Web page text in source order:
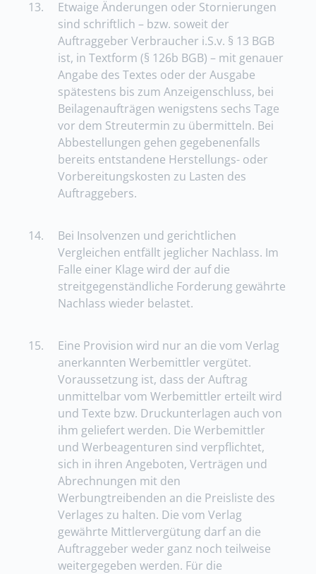
13.
Etwaige Änderungen oder Stornierungen
sind schriftlich – bzw. soweit der
Auftraggeber Verbraucher i.S.v. § 13 BGB
ist, in Textform (§ 126b BGB) – mit genauer
Angabe des Textes oder der Ausgabe
spätestens bis zum Anzeigenschluss, bei
Beilagenaufträgen wenigstens sechs Tage
vor dem Streutermin zu übermitteln. Bei
Abbestellungen gehen gegebenenfalls
bereits entstandene Herstellungs- oder
Vorbereitungskosten zu Lasten des
Auftraggebers.
14.
Bei Insolvenzen und gerichtlichen
Vergleichen entfällt jeglicher Nachlass. Im
Falle einer Klage wird der auf die
streitgegenständliche Forderung gewährte
Nachlass wieder belastet.
15.
Eine Provision wird nur an die vom Verlag
anerkannten Werbemittler vergütet.
Voraussetzung ist, dass der Auftrag
unmittelbar vom Werbemittler erteilt wird
und Texte bzw. Druckunterlagen auch von
ihm geliefert werden. Die Werbemittler
und Werbeagenturen sind verpflichtet,
sich in ihren Angeboten, Verträgen und
Abrechnungen mit den
Werbungtreibenden an die Preisliste des
Verlages zu halten. Die vom Verlag
gewährte Mittlervergütung darf an die
Auftraggeber weder ganz noch teilweise
weitergegeben werden. Für die